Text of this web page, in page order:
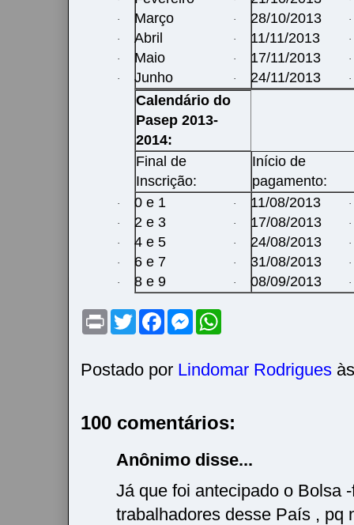
· Março
· Abril
· Maio
· Junho
· 28/10/2013
· 11/11/2013
· 17/11/2013
· 24/11/2013
·
·
·
·
Calendário do
Pasep 2013-
2014:
Final de
Inscrição:
Início de
pagamento:
· 0 e 1
· 2 e 3
· 4 e 5
· 6 e 7
· 8 e 9
· 11/08/2013
· 17/08/2013
· 24/08/2013
· 31/08/2013
· 08/09/2013
·
·
·
·
·
P
t
T
w
t
e
F
a
b
o
M
e
e
n
r
s
A
Postado por Lindomar Rodrigues
100 comentários:
Anônimo disse...
Já que foi antecipado o Bolsa
trabalhadores desse País , pq